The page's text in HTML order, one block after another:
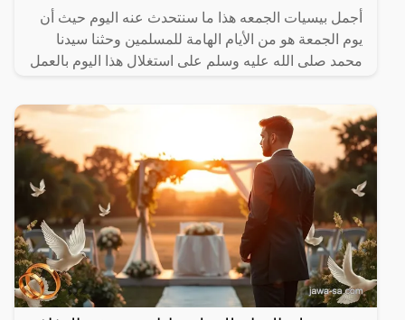
أجمل بيسيات الجمعه هذا ما سنتحدث عنه اليوم حيث أن
يوم الجمعة هو من الأيام الهامة للمسلمين وحثنا سيدنا
محمد صلى الله عليه وسلم على استغلال هذا اليوم بالعمل